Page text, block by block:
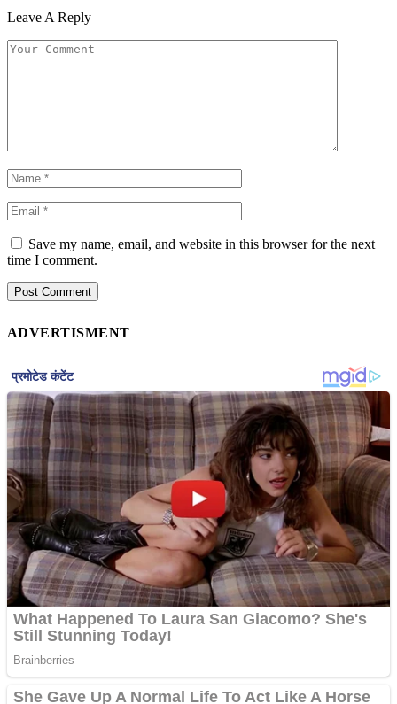
Leave A Reply
Save my name, email, and website in this browser for the next
time I comment.
ADVERTISMENT